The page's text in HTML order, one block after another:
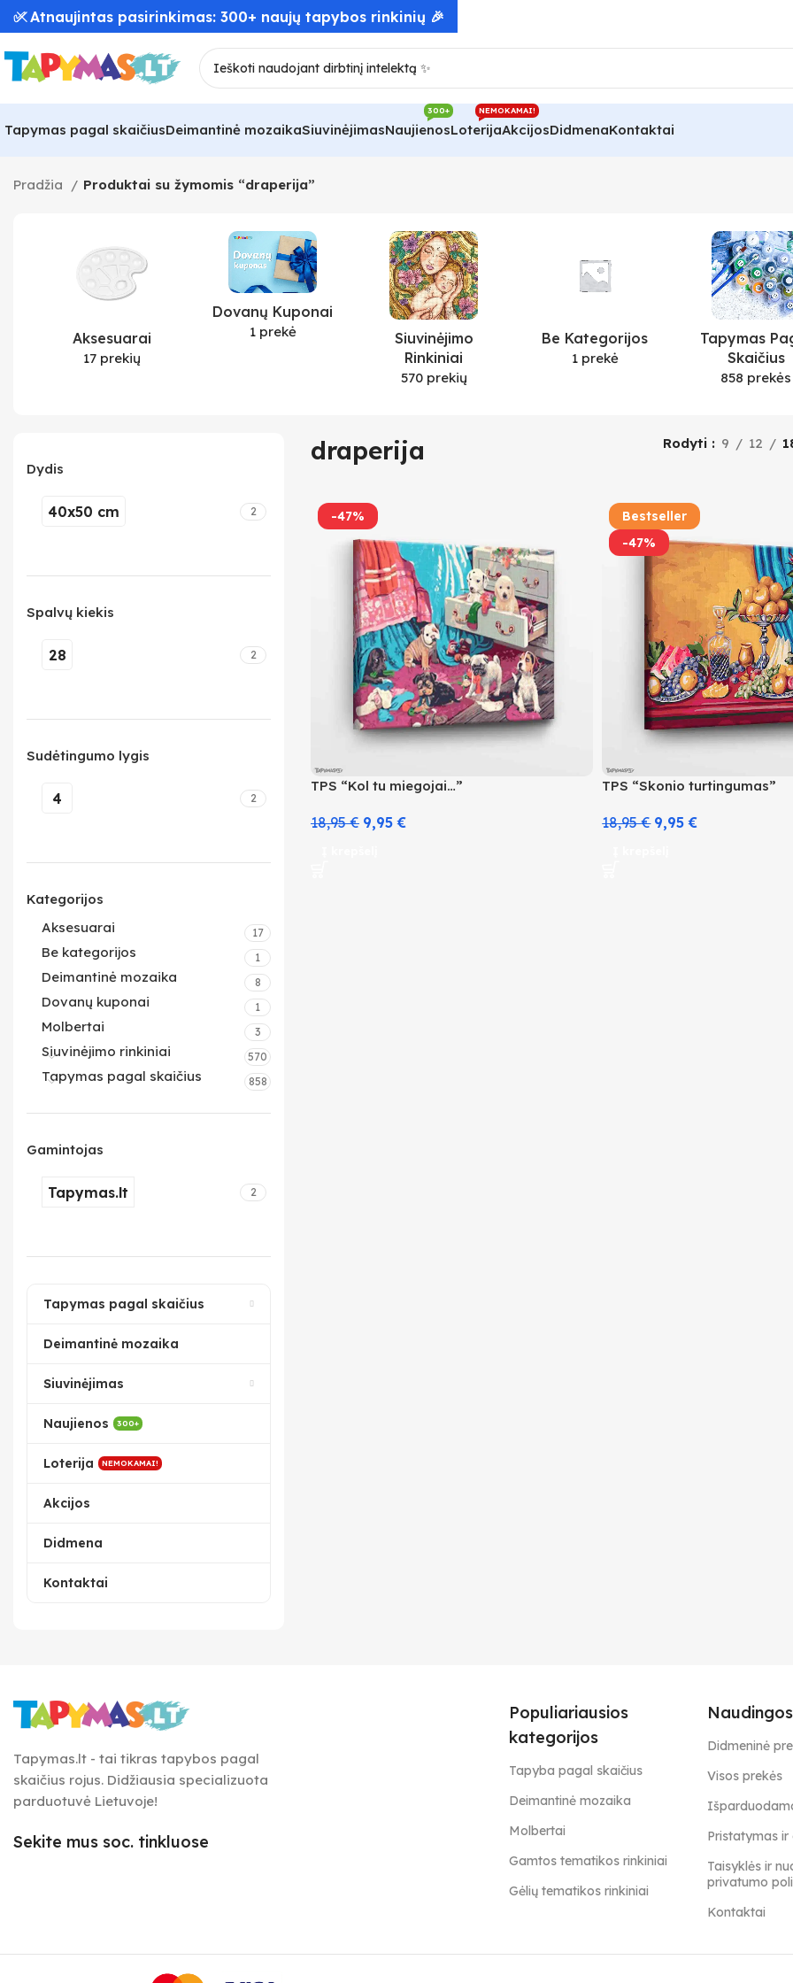
Tapymas pagal skaičiusDeimantinė mozaikaSiuvinėjimasNaujienos
300+
Loterija
NEMOKAMAI!
AkcijosDidmenaKontaktai
Pradžia Produktai su žymomis “draperija”
Aksesuarai
17 prekių
Dovanų Kuponai
1 prekė
Siuvinėjimo
Rinkiniai
570 prekių
Be Kategorijos
1 prekė
Tapymas
Skaičius
858 prekės
Dydis
40x50 cm 2
Spalvų kiekis
28 2
Sudėtingumo lygis
4 2
Kategorijos
Aksesuarai
17
Be kategorijos 1
Deimantinė mozaika 8
Dovanų kuponai 1
Molbertai 3
Siuvinėjimo rinkiniai 570
Tapymas pagal skaičius 858
Gamintojas
Tapymas.lt 2
Tapymas pagal skaičius
Deimantinė mozaika
Siuvinėjimas
Naujienos 300+
Loterija NEMOKAMAI!
Akcijos
Didmena
Kontaktai
draperija Rodyti 9 12
-47%
TPS “Kol tu miegojai…”
18,95€ 9,95€
-47%
Bestseller
TPS “Skonio turtingumas”
18,95€ 9,95€
Tapymas.lt - tai tikras tapybos pagal
skaičius rojus. Didžiausia specializuota
parduotuvė Lietuvoje!
Sekite mus soc. tinkluose
Populiariausios
kategorijos
Tapyba pagal skaičius
Deimantinė mozaika
Molbertai
Gamtos tematikos rinkiniai
Gėlių tematikos rinkiniai
Didmeninė
Visos prekės
Pristatymas
Taisyklės ir
privatumo
Kontaktai
✅ Atnaujintas pasirinkimas: 300+ naujų tapybos rinkinių 🎉